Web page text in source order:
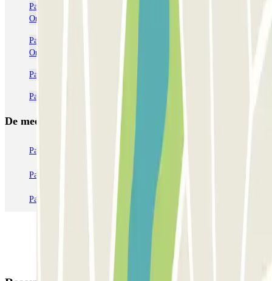
Parkeerplaatsen dichtbij Terminal 3 bij het vliegveld van Parijs-
Orly (ORY)
Parkeerplaatsen dichtbij Terminal 1 bij het vliegveld van Parijs-
Orly (ORY)
Parkeren bij de Porte d'Italie
Parkeergarages in de buurt van Stade Charléty
De meest geboekte parkings
Parkeren in Parijs Parkeren in Venetië
Parkeren in Station Venetië Mestre Parkeren in Rome
Parkeren in Milaan Parkeren in Verona